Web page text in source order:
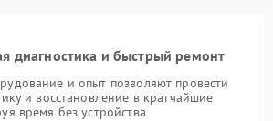
диагностика и быстрый ремонт
и опыт позволяют провести
и восстановление в кратчайшие
время без устройства